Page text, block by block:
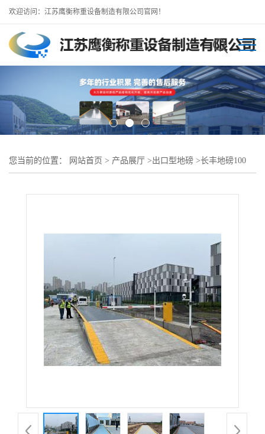
欢迎访问：江苏鹰衡称重设备制造有限公司官网！
您当前的位置： 网站首页 > 产品展厅 >出口型地磅 >长丰地磅100